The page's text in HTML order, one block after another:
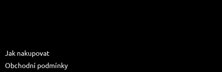
Jak nakupovat
Obchodní podmínky